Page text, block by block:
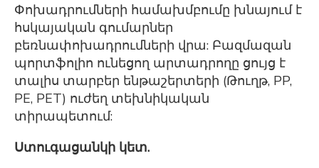
Փոխադրումների համախմբումը խնայում է
հսկայական գումարներ
բեռնափոխադրումների վրա: Բազմազան
պորտֆոլիո ունեցող արտադրողը ցույց է
տալիս տարբեր ենթաշերտերի (Թուղթ, PP,
PE, PET) ուժեղ տեխնիկական
տիրապետում:
Ստուգացանկի կետ.